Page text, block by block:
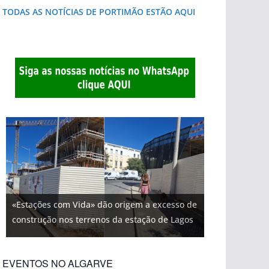
TODAS AS NOTÍCIAS DE PORTIMÃO ESTÃO AQUI
«Estações com Vida» dão origem a excesso de
construção nos terrenos da estação de Lagos
EVENTOS NO ALGARVE